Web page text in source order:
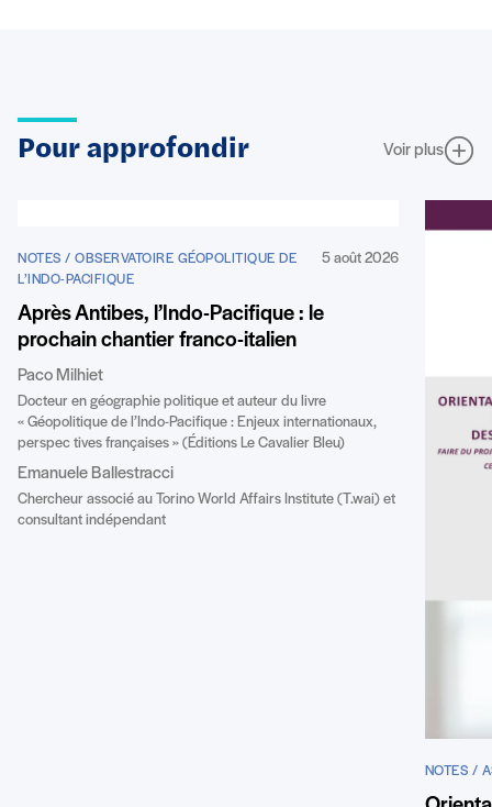
Pour approfondir Voir plus
NOTES / OBSERVATOIRE GÉOPOLITIQUE DE
L’INDO-PACIFIQUE
5 août 2026
Après Antibes, l’Indo-Pacifique : le
prochain chantier franco-italien
Paco Milhiet
Docteur en géographie politique et auteur du livre
« Géopolitique de l’Indo-Pacifique : Enjeux internationaux,
perspec tives françaises » (Éditions Le Cavalier Bleu)
Emanuele Ballestracci
Chercheur associé au Torino World Affairs Institute (T.wai) et
consultant indépendant
NOTES /